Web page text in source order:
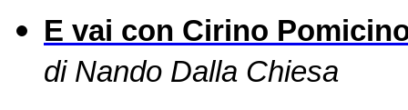
E vai con Cirino
di Nando Dalla Chiesa